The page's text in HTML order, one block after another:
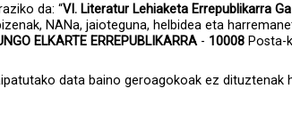
da: “VI. Literatur Lehiaketa Errepublikarra
NANa, jaioteguna, helbidea eta
ELKARTE ERREPUBLIKARRA- 10008 Posta-
data baino geroagokoak ez dituztenak